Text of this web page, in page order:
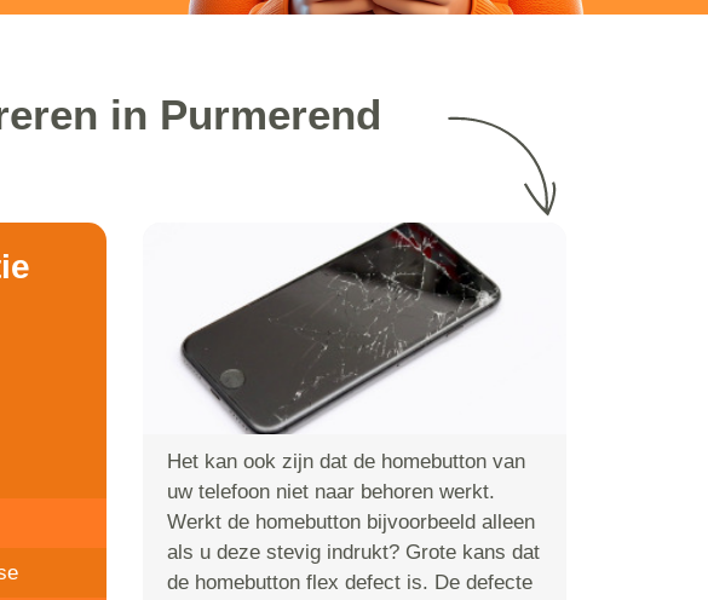
in Purmerend
Het kan ook zijn dat de homebutton van
uw telefoon niet naar behoren werkt.
Werkt de homebutton bijvoorbeeld alleen
als u deze stevig indrukt? Grote kans dat
de homebutton flex defect is. De defecte